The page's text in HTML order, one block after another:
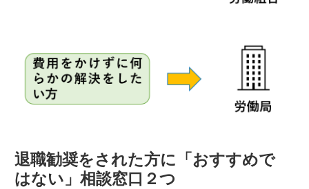
退職勧奨をされた方に「おすすめで
はない」相談窓口２つ